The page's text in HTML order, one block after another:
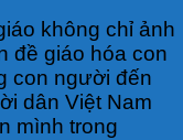
không chỉ ảnh
đề giáo hóa con
con người đến
dân Việt Nam
mình trong